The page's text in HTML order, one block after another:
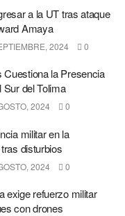
a la UT tras ataque
Amaya
2024 0
la Presencia
del Tolima
2024 0
militar en la
disturbios
2024 0
exige refuerzo militar
con drones